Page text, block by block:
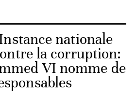
nationale
la corruption:
VI nomme de